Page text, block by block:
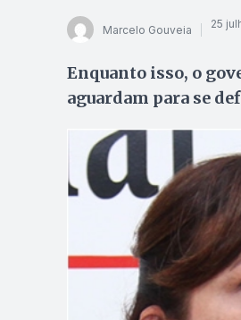
Marcelo Gouveia 25
Enquanto isso, o
aguardam para se